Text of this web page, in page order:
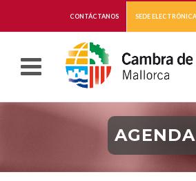
CONTÁCTANOS SEDE ELECTRÓNICA
AGENDA